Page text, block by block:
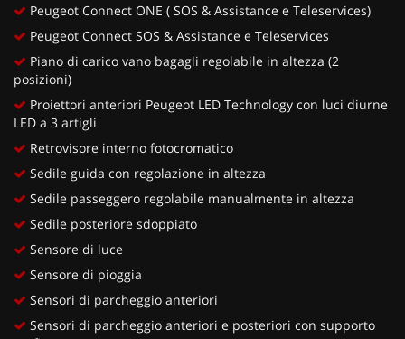
Peugeot Connect ONE ( SOS & Assistance e Teleservices)
Peugeot Connect SOS & Assistance e Teleservices
Piano di carico vano bagagli regolabile in altezza (2
posizioni)
Proiettori anteriori Peugeot LED Technology con luci diurne
LED a 3 artigli
Retrovisore interno fotocromatico
Sedile guida con regolazione in altezza
Sedile passeggero regolabile manualmente in altezza
Sedile posteriore sdoppiato
Sensore di luce
Sensore di pioggia
Sensori di parcheggio anteriori
Sensori di parcheggio anteriori e posteriori con supporto